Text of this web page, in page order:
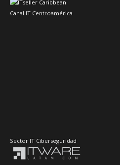
Canal IT Centroamérica
Sector IT Ciberseguridad